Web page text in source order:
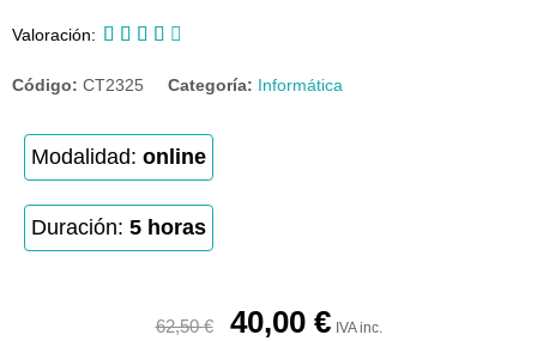
Valoración:     
Código: CT2325 Categoría: Informática
Modalidad: online
Duración: 5 horas
62,50€ 40,00 € IVA inc.